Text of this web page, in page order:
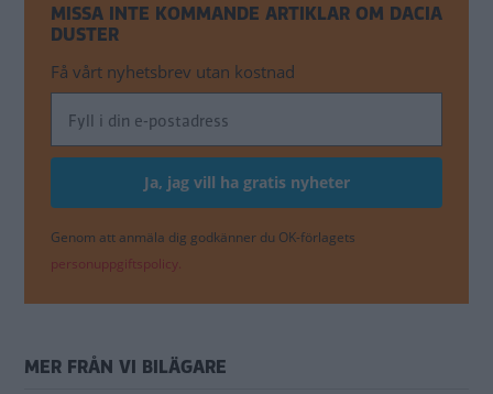
MISSA INTE KOMMANDE ARTIKLAR OM DACIA
DUSTER
Få vårt nyhetsbrev utan kostnad
Genom att anmäla dig godkänner du OK-förlagets
personuppgiftspolicy.
MER FRÅN VI BILÄGARE